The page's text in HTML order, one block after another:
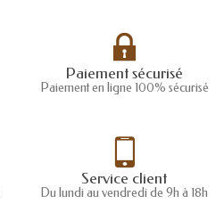
Paiement sécurisé
Paiement en ligne 100% sécurisé
Service client
Du lundi au vendredi de 9h à 18h